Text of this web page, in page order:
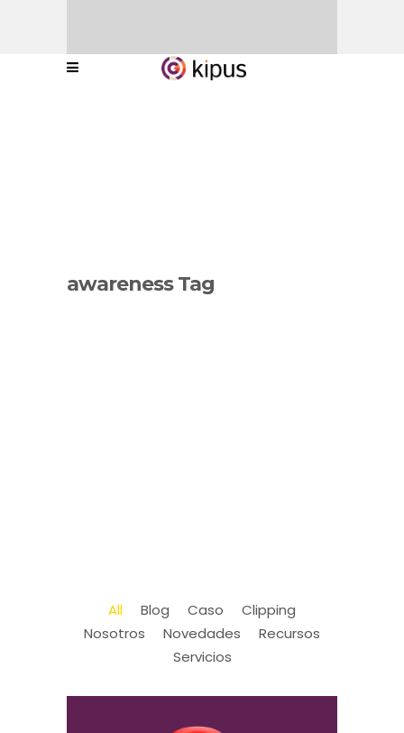
awareness Tag
All Blog Caso
Clipping
Nosotros
Novedades
Recursos
Servicios